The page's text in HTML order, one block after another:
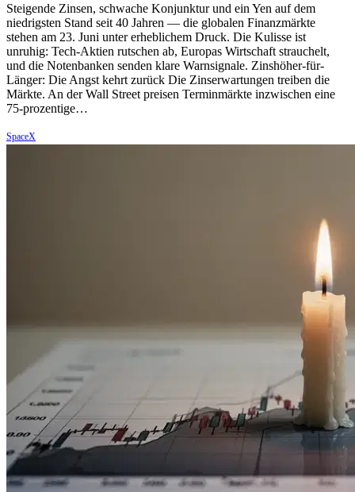
Steigende Zinsen, schwache Konjunktur und ein Yen auf dem
niedrigsten Stand seit 40 Jahren — die globalen Finanzmärkte
stehen am 23. Juni unter erheblichem Druck. Die Kulisse ist
unruhig: Tech-Aktien rutschen ab, Europas Wirtschaft strauchelt,
und die Notenbanken senden klare Warnsignale. Zinshöher-für-
Länger: Die Angst kehrt zurück Die Zinserwartungen treiben die
Märkte. An der Wall Street preisen Terminmärkte inzwischen eine
75-prozentige…
SpaceX